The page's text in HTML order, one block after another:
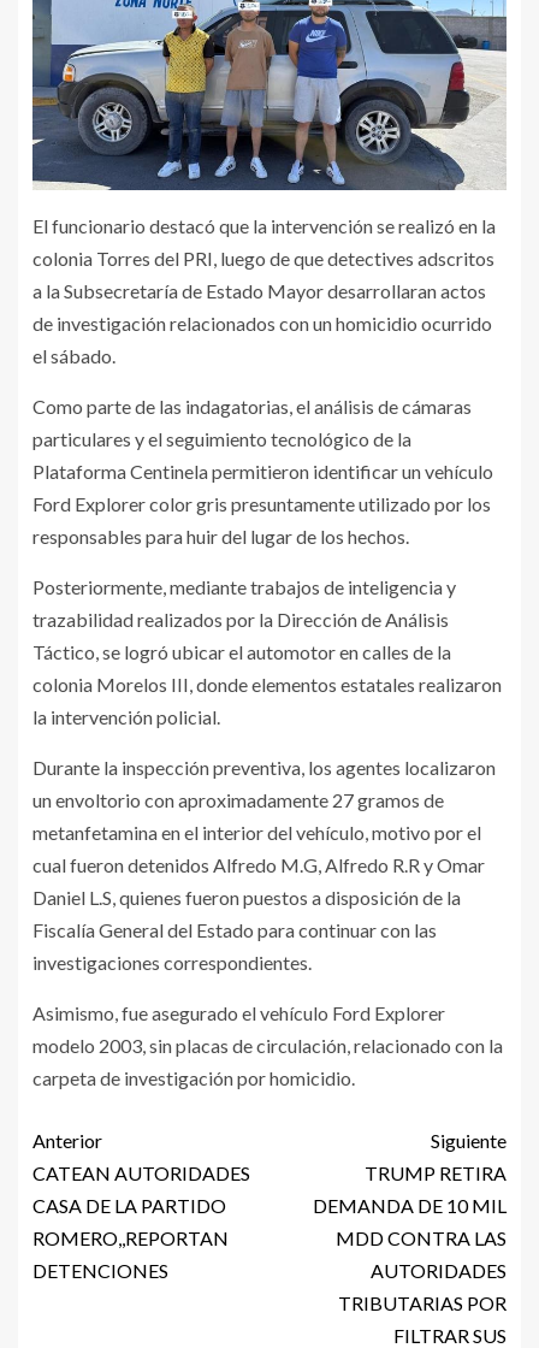
El funcionario destacó que la intervención se realizó en la
colonia Torres del PRI, luego de que detectives adscritos
a la Subsecretaría de Estado Mayor desarrollaran actos
de investigación relacionados con un homicidio ocurrido
el sábado.
Como parte de las indagatorias, el análisis de cámaras
particulares y el seguimiento tecnológico de la
Plataforma Centinela permitieron identificar un vehículo
Ford Explorer color gris presuntamente utilizado por los
responsables para huir del lugar de los hechos.
Posteriormente, mediante trabajos de inteligencia y
trazabilidad realizados por la Dirección de Análisis
Táctico, se logró ubicar el automotor en calles de la
colonia Morelos III, donde elementos estatales realizaron
la intervención policial.
Durante la inspección preventiva, los agentes localizaron
un envoltorio con aproximadamente 27 gramos de
metanfetamina en el interior del vehículo, motivo por el
cual fueron detenidos Alfredo M.G, Alfredo R.R y Omar
Daniel L.S, quienes fueron puestos a disposición de la
Fiscalía General del Estado para continuar con las
investigaciones correspondientes.
Asimismo, fue asegurado el vehículo Ford Explorer
modelo 2003, sin placas de circulación, relacionado con la
carpeta de investigación por homicidio.
Anterior
CATEAN AUTORIDADES
CASA DE LA PARTIDO
ROMERO,,REPORTAN
DETENCIONES
Siguiente
TRUMP RETIRA
DEMANDA DE 10 MIL
MDD CONTRA LAS
AUTORIDADES
TRIBUTARIAS POR
FILTRAR SUS